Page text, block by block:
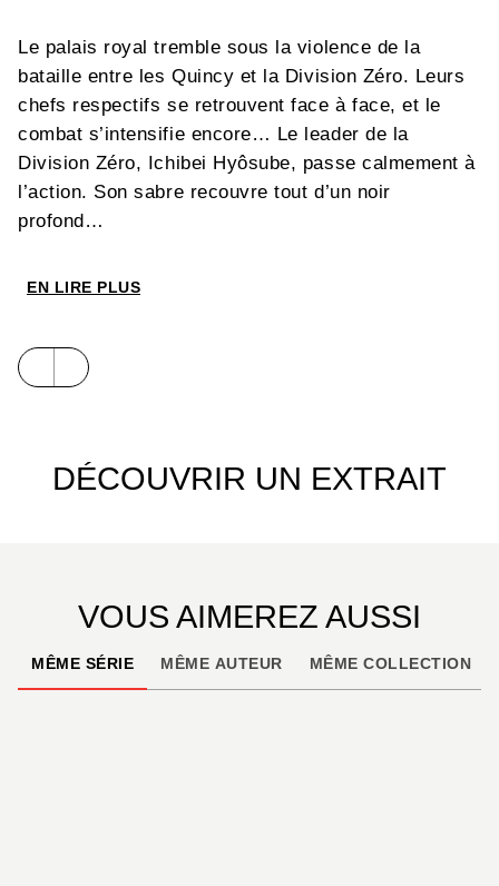
Le palais royal tremble sous la violence de la
bataille entre les Quincy et la Division Zéro. Leurs
chefs respectifs se retrouvent face à face, et le
combat s’intensifie encore… Le leader de la
Division Zéro, Ichibei Hyôsube, passe calmement à
l’action. Son sabre recouvre tout d’un noir
profond…
EN LIRE PLUS
DÉCOUVRIR UN EXTRAIT
VOUS AIMEREZ AUSSI
MÊME SÉRIE MÊME AUTEUR MÊME COLLECTION